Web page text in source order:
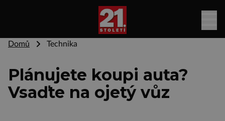
Domů Technika
Plánujete koupi auta?
Vsaďte na ojetý vůz